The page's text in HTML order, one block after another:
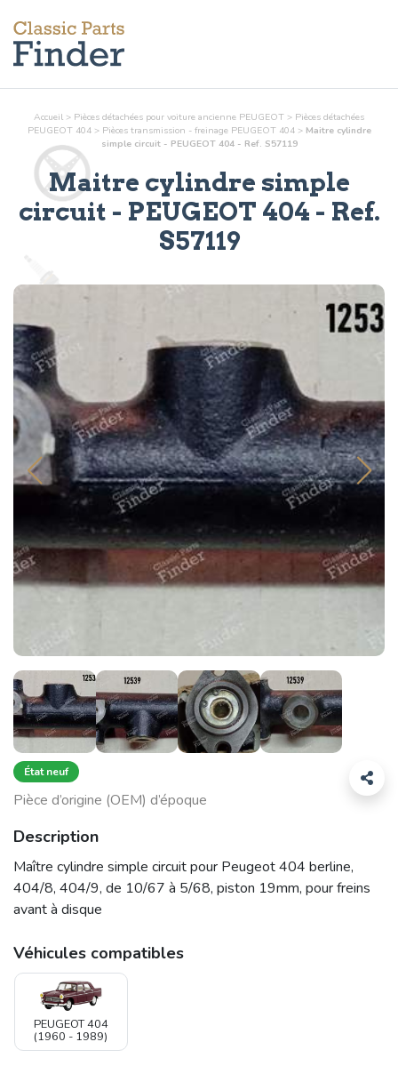
Accueil > Pièces détachées pour voiture ancienne PEUGEOT > Pièces détachées
PEUGEOT 404 > Pièces transmission - freinagePEUGEOT 404 > Maitre cylindre
simple circuit - PEUGEOT 404 - Ref. S57119
Maitre cylindre simple
circuit - PEUGEOT 404 - Ref.
S57119
État neuf
Pièce d’origine (OEM) d’époque
Description
Maître cylindre simple circuit pour Peugeot 404 berline,
404/8, 404/9, de 10/67 à 5/68, piston 19mm, pour freins
avant à disque
Véhicules compatibles
PEUGEOT 404
(1960 - 1989)